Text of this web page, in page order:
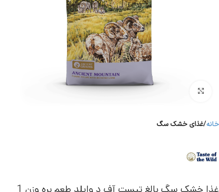
برای بزرگنمایی کلیک کنید
خانه غذای خشک سگ